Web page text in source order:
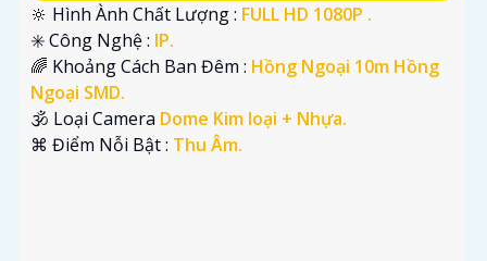
🔆 Hình Ành Chất Lượng : FULL HD 1080P .
✳️ Công Nghệ : IP.
🌈 Khoảng Cách Ban Đêm : Hồng Ngoại 10m Hồng
Ngoại SMD.
🕉️ Loại Camera Dome Kim loại + Nhựa.
️⌘ Điểm Nỗi Bật : Thu Âm.